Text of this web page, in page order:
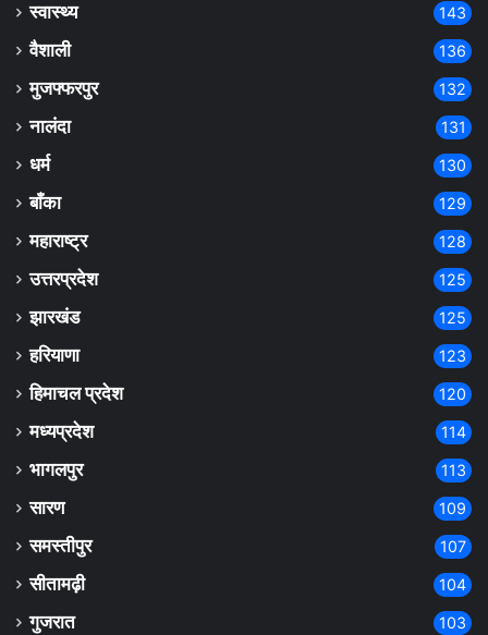
स्वास्थ्य 143
वैशाली 136
मुजफ्फरपुर 132
नालंदा 131
धर्म 130
बाँका 129
महाराष्ट्र 128
उत्तरप्रदेश 125
झारखंड 125
हरियाणा 123
हिमाचल प्रदेश 120
मध्यप्रदेश 114
भागलपुर 113
सारण 109
समस्तीपुर 107
सीतामढ़ी 104
गुजरात 103